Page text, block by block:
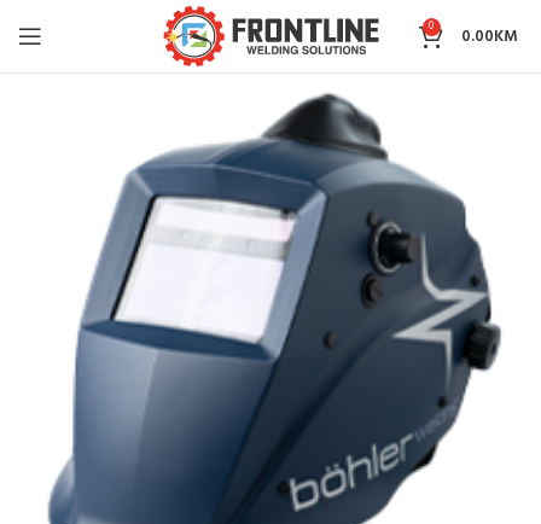
0 0.00KM